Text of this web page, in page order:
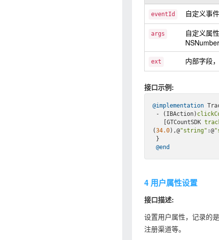
eventId 自定义事
args
⾃定义属
ext 内部字段
接口示例:
@implementation
- (IBAction)
   [GTCountSDK
(34.0),@"string" :@
@end
4 用户属性设置
接⼝描述:
设置用户属性，记录的
注册渠道等。